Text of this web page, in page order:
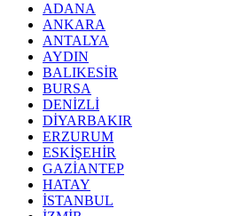
ADANA
ANKARA
ANTALYA
AYDIN
BALIKESİR
BURSA
DENİZLİ
DİYARBAKIR
ERZURUM
ESKİŞEHİR
GAZİANTEP
HATAY
İSTANBUL